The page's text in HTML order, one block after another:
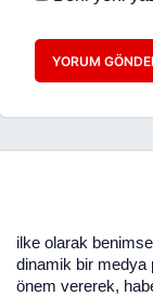
YORUM
ilke olarak
dinamik bir medya
önem vererek,